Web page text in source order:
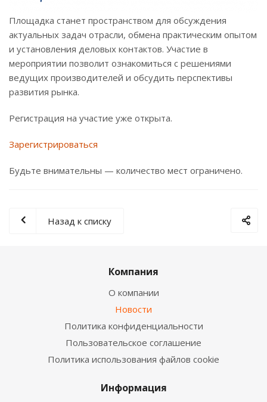
Площадка станет пространством для обсуждения
актуальных задач отрасли, обмена практическим опытом
и установления деловых контактов. Участие в
мероприятии позволит ознакомиться с решениями
ведущих производителей и обсудить перспективы
развития рынка.
Регистрация на участие уже открыта.
Зарегистрироваться
Будьте внимательны — количество мест ограничено.
Назад к списку
Компания
О компании
Новости
Политика конфиденциальности
Пользовательское соглашение
Политика использования файлов cookie
Информация